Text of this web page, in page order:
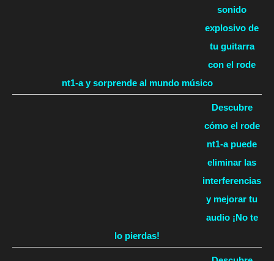
sonido
explosivo de
tu guitarra
con el rode
nt1-a y sorprende al mundo músico
Descubre
cómo el rode
nt1-a puede
eliminar las
interferencias
y mejorar tu
audio ¡No te
lo pierdas!